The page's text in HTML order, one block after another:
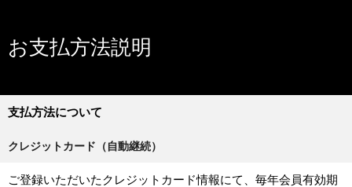
お支払方法説明
支払方法について
クレジットカード（自動継続）
ご登録いただいたクレジットカード情報にて、毎年会員有効期